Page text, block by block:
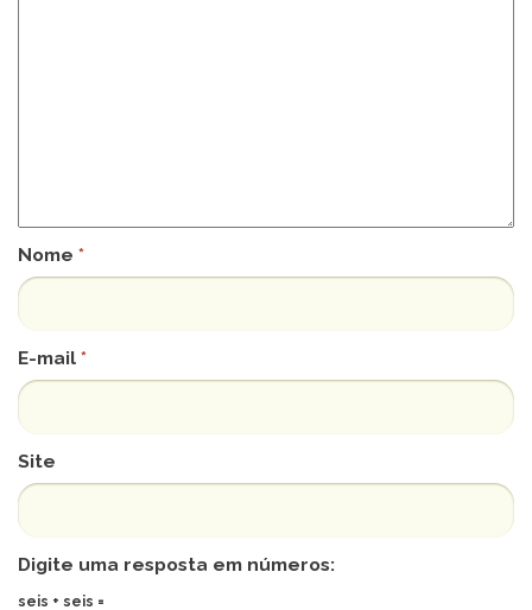
Nome *
E-mail *
Site
Digite uma resposta em números:
seis + seis =